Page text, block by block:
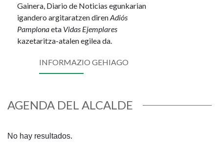
Gainera, Diario de Noticias egunkarian
igandero argitaratzen direnAdiós
Pamplonaeta Vidas Ejemplares
kazetaritza-atalen egilea da.
INFORMAZIO GEHIAGO
AGENDA DEL ALCALDE
No hay resultados.